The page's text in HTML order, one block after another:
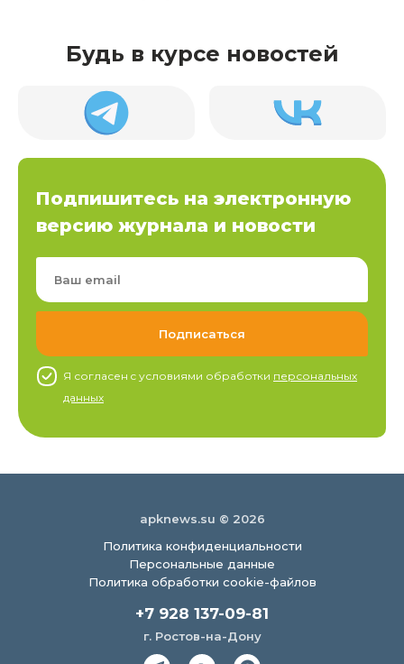
Будь в курсе новостей
Подпишитесь на электронную
версию журнала и новости
Я согласен c условиями обработки персональных
данных
apknews.su © 2026
Политика конфиденциальности
Персональные данные
Политика обработки cookie-файлов
+7 928 137-09-81
г. Ростов-на-Дону